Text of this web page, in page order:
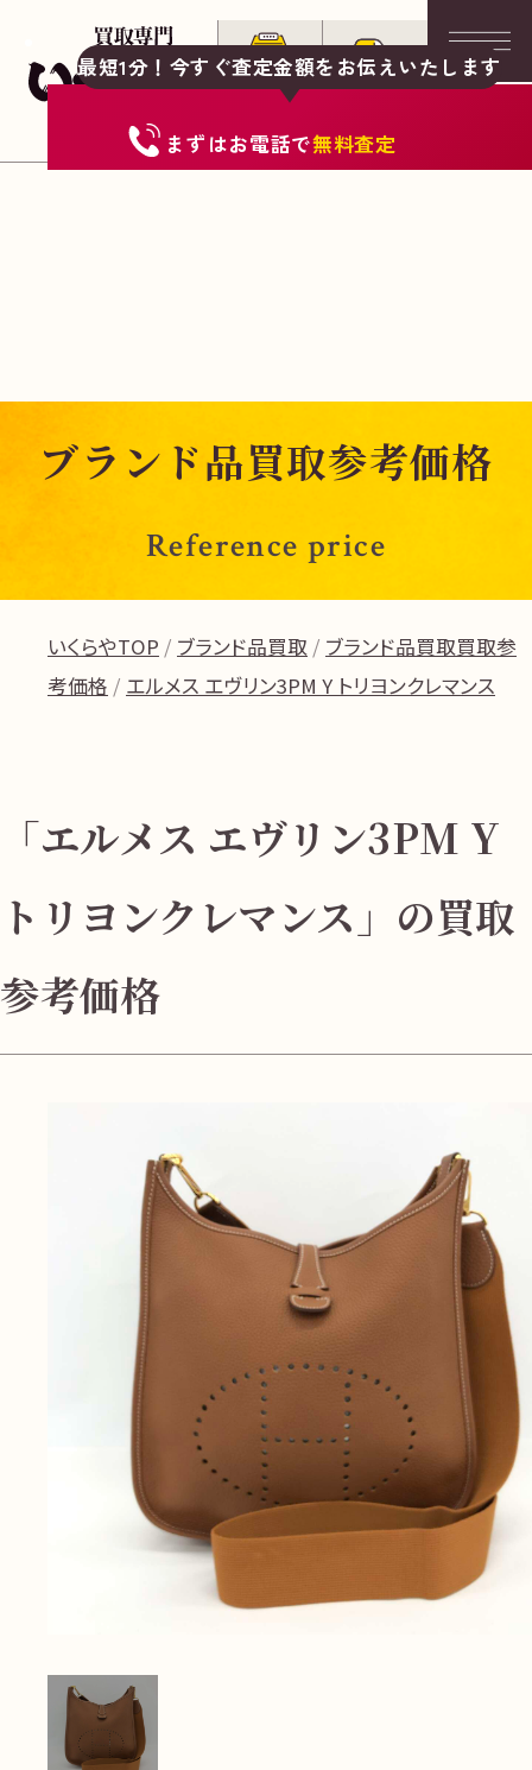
最短1分！今すぐ査定金額をお伝えいたします
まずはお電話で無料査定
電話で
今すぐ無料査定
10:00-19:00（年中無休）/通話料無料
無料相談
ブランド品買取参考価格
Reference price
いくらやTOP ブランド品買取
ブランド品買取買取参
考価格
エルメス エヴリン3PM Y トリヨンクレマンス
「エルメス エヴリン3PM Y
トリヨンクレマンス」の買取
参考価格